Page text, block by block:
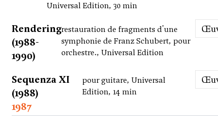
Universal Edition, 30 min
Rendering
(1988-
1990)
restauration de fragments d'une
symphonie de Franz Schubert, pour
orchestre., Universal Edition
Sequenza XI
(1988)
pour guitare, Universal
Edition, 14 min
1987